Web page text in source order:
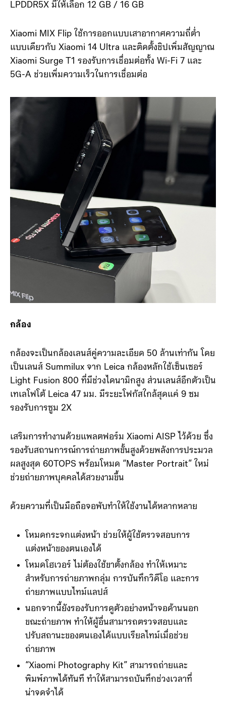
LPDDR5X มีให้เลือก 12 GB / 16 GB
Xiaomi MIX Flip ใช้การออกแบบเสาอากาศความถี่ต่ำ
แบบเดียวกับ Xiaomi 14 Ultra และติดตั้งชิปเพิ่มสัญญาณ
Xiaomi Surge T1 รองรับการเชื่อมต่อทั้ง Wi-Fi 7 และ
5G-A ช่วยเพิ่มความเร็วในการเชื่อมต่อ
กล้อง
กล้องจะเป็นกล้องเลนส์คู่ความละเอียด 50 ล้านเท่ากัน โดย
เป็นเลนส์ Summilux จาก Leica กล้องหลักใช้เซ็นเซอร์
Light Fusion 800 ที่มีช่วงไดนามิกสูง ส่วนเลนส์อีกตัวเป็น
เทเลโฟโต้ Leica 47 มม. มีระยะโฟกัสใกล้สุดแค่ 9 ซม
รองรับการซูม 2X
เสริมการทำงานด้วยแพลตฟอร์ม Xiaomi AISP ไว้ด้วย ซึ่ง
รองรับสถานการณ์การถ่ายภาพขั้นสูงด้วยพลังการประมวล
ผลสูงสุด 60TOPS พร้อมโหมด “Master Portrait” ใหม่
ช่วยถ่ายภาพบุคคลได้สวยงามขึ้น
ด้วยความที่เป็นมือถือจอพับทำให้ใช้งานได้หลากหลาย
โหมดกระจกแต่งหน้า ช่วยให้ผู้ใช้ตรวจสอบการ
แต่งหน้าของตนเองได้
โหมดโฮเวอร์ ไม่ต้องใช้ขาตั้งกล้อง ทำให้เหมาะ
สำหรับการถ่ายภาพกลุ่ม การบันทึกวิดีโอ และการ
ถ่ายภาพแบบไทม์แลปส์
นอกจากนี้ยังรองรับการดูตัวอย่างหน้าจอด้านนอก
ขณะถ่ายภาพ ทำให้ผู้อื่นสามารถตรวจสอบและ
ปรับสถานะของตนเองได้แบบเรียลไทม์เมื่อช่วย
ถ่ายภาพ
“Xiaomi Photography Kit” สามารถถ่ายและ
พิมพ์ภาพได้ทันที ทำให้สามารถบันทึกช่วงเวลาที่
น่าจดจำได้